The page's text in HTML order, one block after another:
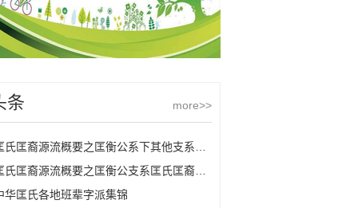
more>>
条
华匡氏各地班辈字派集锦